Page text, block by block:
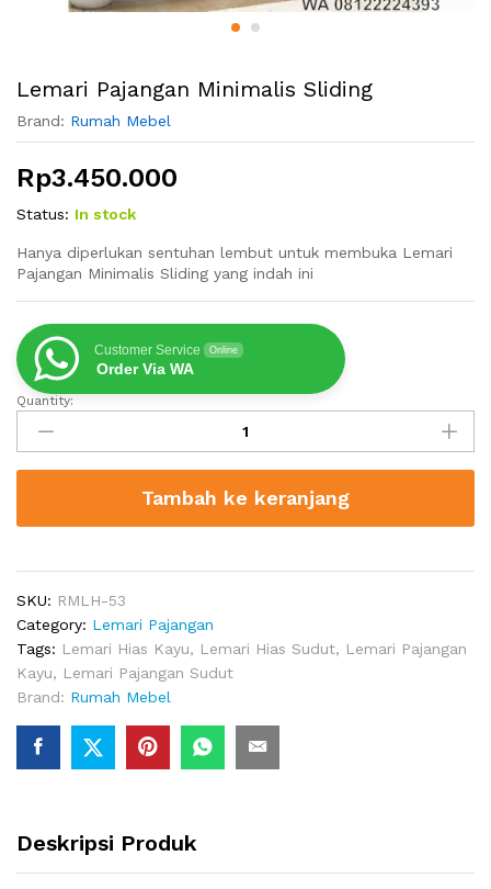
Lemari Pajangan Minimalis Sliding
Brand: Rumah Mebel
Rp3.450.000
Status: In stock
Hanya diperlukan sentuhan lembut untuk membuka Lemari
Pajangan Minimalis Sliding yang indah ini
Customer Service Online
Order Via WA
Lemari
Pajangan
Minimalis
Sliding
Quantity:
Tambah ke keranjang
SKU: RMLH-53
Category: Lemari Pajangan
Tags: Lemari Hias Kayu, Lemari Hias Sudut, Lemari Pajangan
Kayu, Lemari Pajangan Sudut
Brand: Rumah Mebel
Deskripsi Produk